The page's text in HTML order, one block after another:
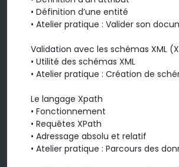
• Définition d’une entité
• Atelier pratique : Valider son
Validation avec les schémas XML
• Utilité des schémas XML
• Atelier pratique : Création de
Le langage Xpath
• Fonctionnement
• Requêtes XPath
• Adressage absolu et relatif
• Atelier pratique : Parcours des